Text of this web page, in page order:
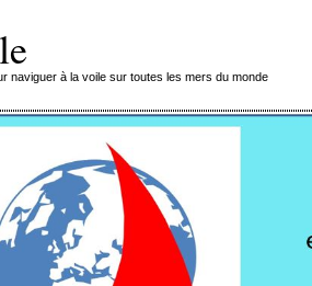
naviguer à la voile sur toutes les mers du monde